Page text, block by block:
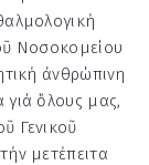
Νοσοκομείου
ἀνθρώπινη
γιά ὅλους μας,
Γενικοῦ
μετέπειτα